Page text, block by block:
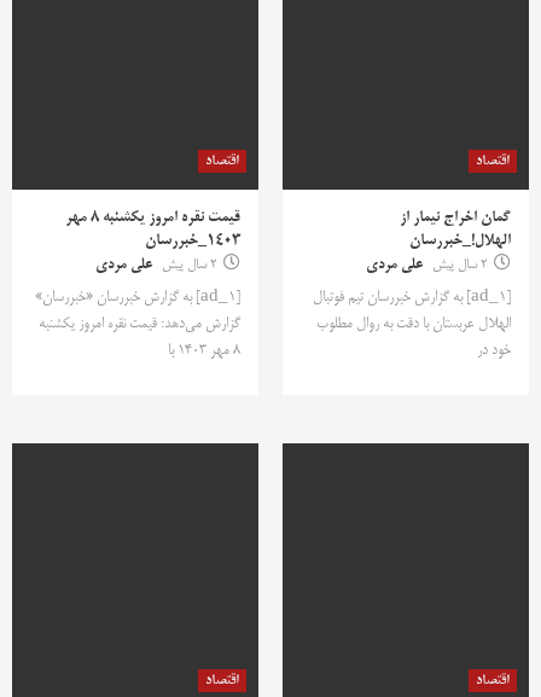
اقتصاد
گمان اخراج نیمار از
الهلال!_خبررسان
2 سال پیش
علی مردی
[ad_1] به گزارش خبررسان تیم فوتبال
الهلال عربستان با دقت به روال مطلوب
خود در
اقتصاد
قیمت نقره امروز یکشنبه ۸ مهر
۱۴۰۳_خبررسان
2 سال پیش
علی مردی
[ad_1] به گزارش خبررسان «خبررسان»
گزارش می‌دهد: قیمت نقره امروز یکشنبه
۸ مهر ۱۴۰۳ با
اقتصاد اقتصاد